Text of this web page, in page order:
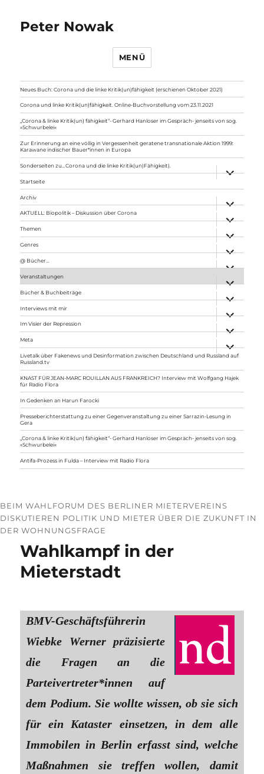
Peter Nowak
MENÜ
Neues Buch: Corona und die linke Kritik(un)fähigkeit (erschienen Oktober 2021)
Corona und linke Kritik(un)fähigkeit. Online-Buchvorstellung vom 23.11.2021
„Corona & linke Kritik(un) fähigkeit“- Gerhard Hanloser im Gespräch- jenseits von sog.
»Schwurbelei«
Zur Erinnerung an eine völlig in Vergessenheit geratene transnationale Aktion 1999:
Karawane indischer Bauer*innen in Europa
Sonderseiten zu…Corona und die linke Kritik(un)Fähigkeit).
anzeigen
Startseite
Archiv
anzeigen
AKTUELL: Biopolitik – Diskussion über Corona
anzeigen
Themen
anzeigen
Genres
anzeigen
@ Bücher…
Veranstaltungen
anzeigen
Bücher & Buchbeiträge
anzeigen
Interviews mit mir
anzeigen
Im Visier der Repression
anzeigen
Meta
anzeigen
Livetalk über Fakenews und Desinformation zwischen Deutschland und Russland auf
Russland.tv
KNAST FÜR JEAN-MARC ROUILLAN AUS FRANKREICH? Interview mit Wolfgang Hajek
für Radio Flora
In Gedenken an Harun Farocki
Presseberichterstattung zu einer Gegenveranstaltung zu einer Sarrazin-Lesung in
Gera
„Corona & linke Kritik(un) fähigkeit“- Gerhard Hanloser im Gespräch- jenseits von sog.
»Schwurbelei«
Antifa-Prozess in Fulda – Interview mit Radio Flora
BEIM WAHLFORUM DES BERLINER MIETERVEREINS
DISKUTIEREN POLITIK UND MIETER ÜBER DIE ZUKUNFT IN
DER WOHNUNGSFRAGE
Wahlkampf in der
Mieterstadt
BMV-Geschäftsführerin
Wiebke Werner präzisierte
die Fragen an die
Parteivertreter*innen auf
dem Podium. Sie wollte wissen, ob sie sich
für ein Kataster einsetzen, in dem alle
Immobilen in Berlin erfasst sind, welche
Maßnahmen sie treffen wollen, damit